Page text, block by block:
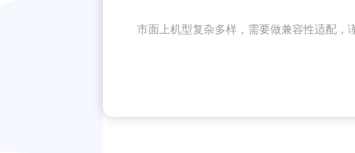
市面上机型复杂多样，需要做兼容性适配，